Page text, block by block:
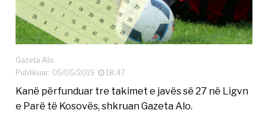
Gazeta Alo
Publikuar: 05/05/2019
18:47
Kanë përfunduar tre takimet e javës së 27 në Ligvn
e Parë të Kosovës, shkruan Gazeta Alo.